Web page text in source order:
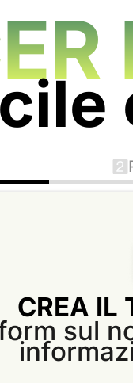
CREA IL
sul